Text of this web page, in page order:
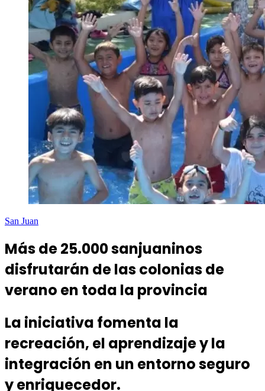
San Juan
Más de 25.000 sanjuaninos
disfrutarán de las colonias de
verano en toda la provincia
La iniciativa fomenta la
recreación, el aprendizaje y la
integración en un entorno seguro
y enriquecedor.